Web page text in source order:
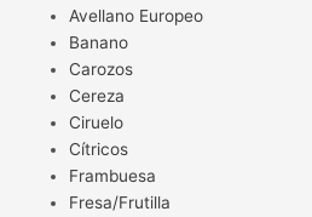
Avellano Europeo
Banano
Carozos
Cereza
Ciruelo
Cítricos
Frambuesa
Fresa/Frutilla